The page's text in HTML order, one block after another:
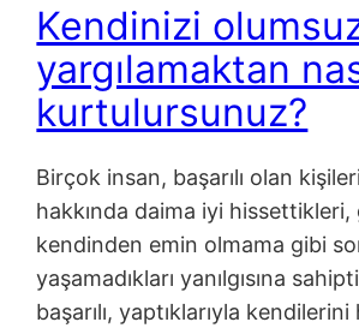
Kendinizi
yargılamaktan
kurtulursunuz?
Birçok insan, başarılı olan
hakkında daima iyi
kendinden emin olmama gibi
yaşamadıkları yanılgısına
başarılı, yaptıklarıyla